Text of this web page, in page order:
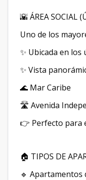
🌇 ÁREA SOCIAL
Uno de los
✨ Ubicada en
✨ Vista
🌊 Mar Caribe
🛣️ Avenida
👉 Perfecto para
🏠 TIPOS DE
🔹 Apartamentos